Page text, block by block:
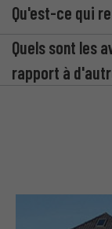
Qu'est-ce qui
Quels sont les
rapport à